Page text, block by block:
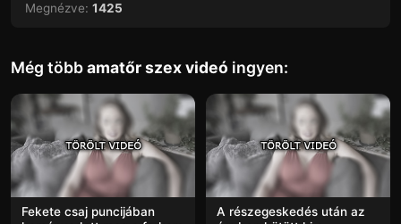
Megnézve: 1425
Még többamatőr szex videó ingyen:
Fekete csaj puncijában
A részegeskedés után az